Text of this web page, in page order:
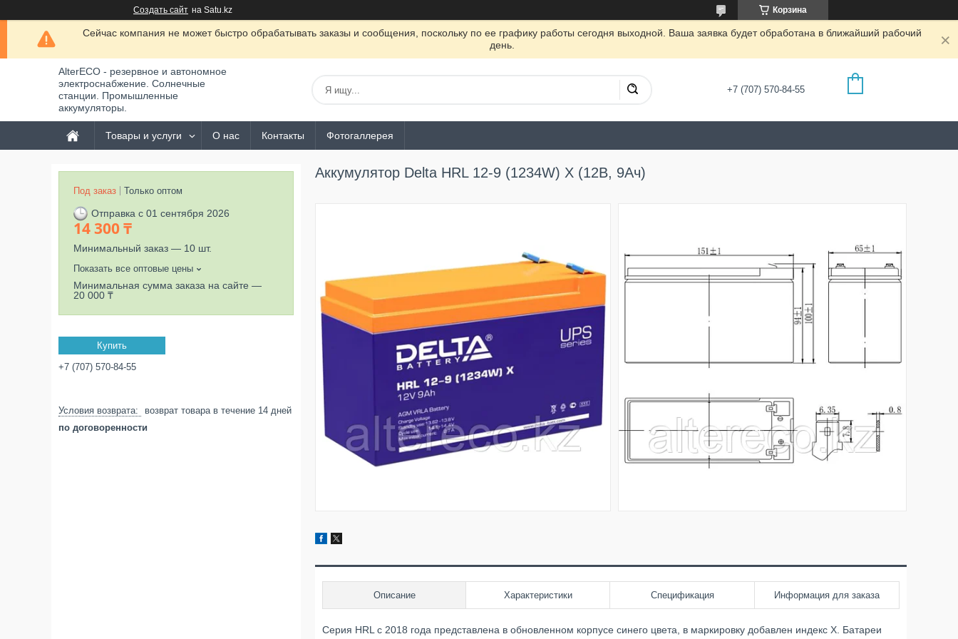
Создать сайт на Satu.kz Корзина
Сейчас компания не может быстро обрабатывать заказы и сообщения, поскольку по ее графику работы сегодня выходной. Ваша заявка будет обработана в ближайший рабочий
день.
AlterECO - резервное и автономное
электроснабжение. Солнечные
станции. Промышленные
аккумуляторы.
+7 (707) 570-84-55
Товары и услуги О нас Контакты Фотогаллерея
Аккумулятор Delta HRL 12-9 (1234W) X (12В, 9Ач)
Описание Характеристики Спецификация Информация для заказа
Серия HRL с 2018 года представлена в обновленном корпусе синего цвета, в маркировку добавлен индекс X. Батареи
Под заказ Только оптом
Отправка с 01 сентября 2026
14 300 ₸
Минимальный заказ — 10 шт.
Показать все оптовые цены
Минимальная сумма заказа на сайте —
20 000 ₸
Купить
+7 (707) 570-84-55
возврат товара в течение 14 дней
по договоренности